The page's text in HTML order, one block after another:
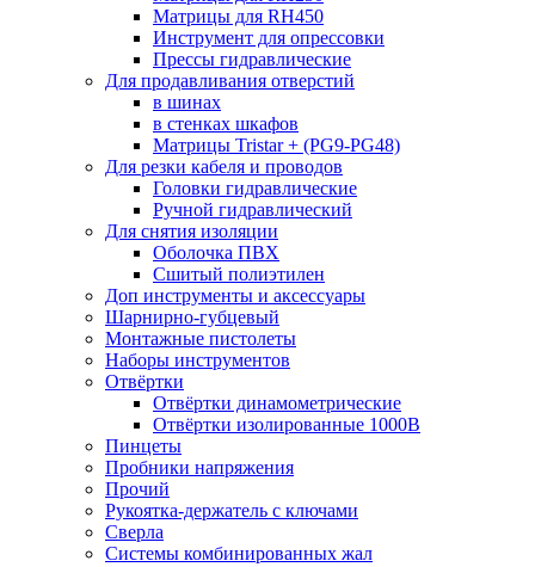
Матрицы для RH450
Инструмент для опрессовки
Прессы гидравлические
Для продавливания отверстий
в шинах
в стенках шкафов
Матрицы Tristar + (PG9-PG48)
Для резки кабеля и проводов
Головки гидравлические
Ручной гидравлический
Для снятия изоляции
Оболочка ПВХ
Сшитый полиэтилен
Доп инструменты и аксессуары
Шарнирно-губцевый
Монтажные пистолеты
Наборы инструментов
Отвёртки
Отвёртки динамометрические
Отвёртки изолированные 1000В
Пинцеты
Пробники напряжения
Прочий
Рукоятка-держатель с ключами
Сверла
Системы комбинированных жал